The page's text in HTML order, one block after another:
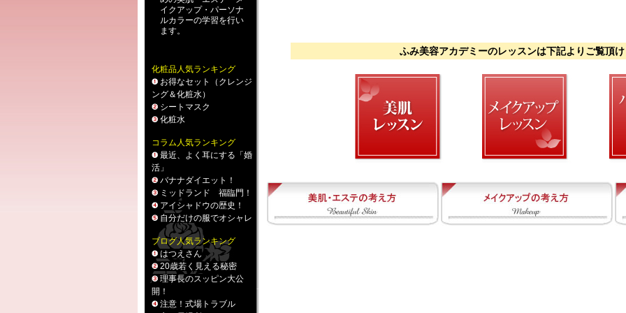
イクアップ・ パーソナ
ルカラーの学習を行い
ます。
化粧品人気ランキング
お得なセット（クレンジ
ング＆化粧水）
シートマスク
化粧水
コラム人気ランキング
最近、よく耳にする「婚
活」
バナナダイエット！
ミッドランド 福臨門！
アイシャドウの歴史！
自分だけの服でオシャレ
ブログ人気ランキング
はつえさん
20歳若く見える秘密
理事長のスッピン大公
開！
注意！式場トラブル
ふみ美容アカデミーのレッスンは下記よりご覧頂